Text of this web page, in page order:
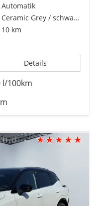
Automatik
Ceramic Grey / schwarzes Dach
10 km
Details
l/100km